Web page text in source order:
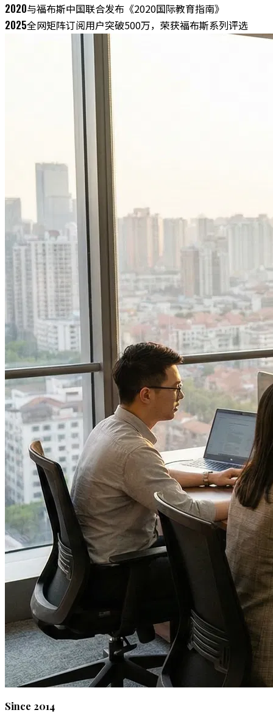
2020与福布斯中国联合发布《2020国际教育指南》
2025全网矩阵订阅用户突破500万，荣获福布斯系列评选
Since 2014